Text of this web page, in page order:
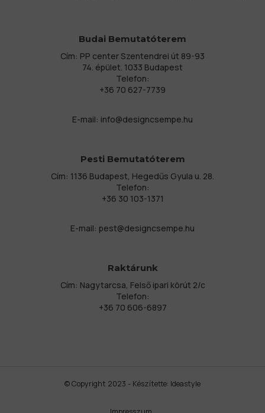
Budai Bemutatóterem
Cím: PP center Szentendrei út 89-93
74. épület. 1033 Budapest
Telefon:
+36 70 627-7739
E-mail: info@designcsempe.hu
Pesti Bemutatóterem
Cím: 1136 Budapest, Hegedűs Gyula u. 28.
Telefon:
+36 30 103-1371
E-mail: pest@designcsempe.hu
Raktárunk
Cím: Nagytarcsa, Felső ipari körút 2/c
Telefon:
+36 70 606-6897
© Copyright 2023 - Készítette: Ideastyle